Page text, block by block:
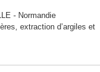
- Normandie
extraction d’argiles et